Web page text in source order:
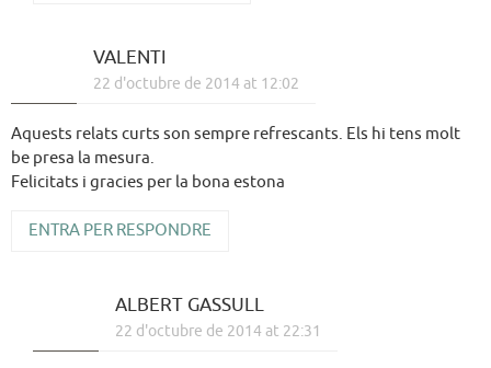
VALENTI
22 d'octubre de 2014 at 12:02
Aquests relats curts son sempre refrescants. Els hi tens molt
be presa la mesura.
Felicitats i gracies per la bona estona
ENTRA PER RESPONDRE
ALBERT GASSULL
22 d'octubre de 2014 at 22:31